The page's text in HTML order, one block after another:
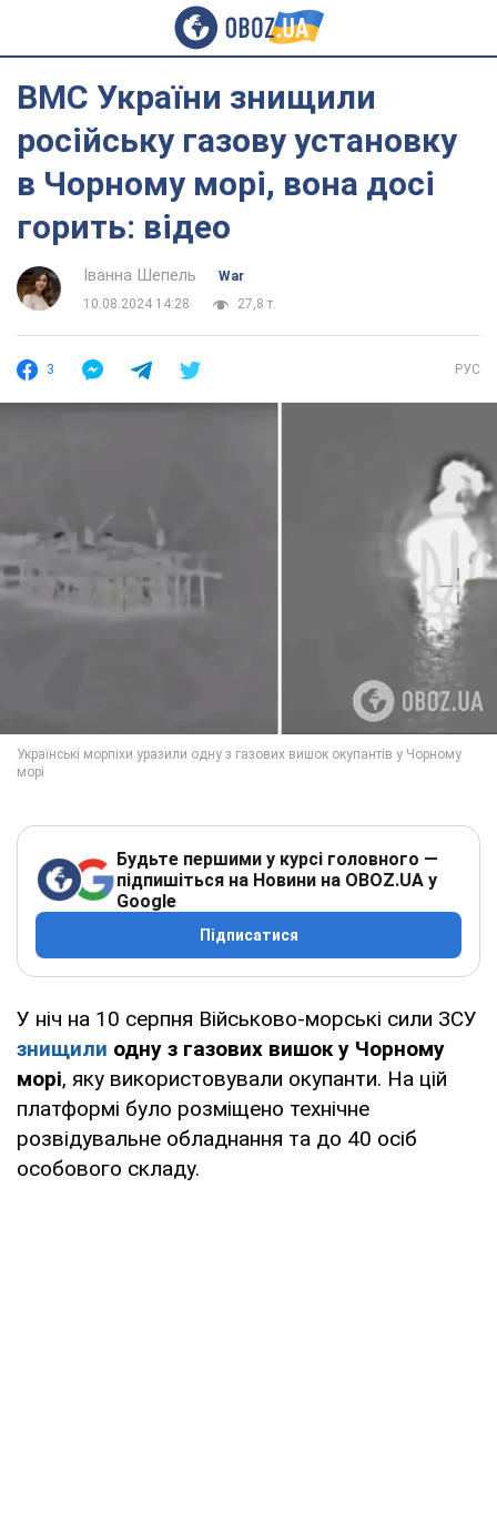
ВМС України знищили
російську газову установку
в Чорному морі, вона досі
горить: відео
Іванна Шепель
War
10.08.2024 14:28
27,8 т.
3 РУС
Будьте першими у курсі головного —
підпишіться на Новини на OBOZ.UA у
Google
Підписатися
У ніч на 10 серпня Військово-морські сили ЗСУ
знищили одну з газових вишок у Чорному
морі, яку використовували окупанти. На цій
платформі було розміщено технічне
розвідувальне обладнання та до 40 осіб
особового складу.